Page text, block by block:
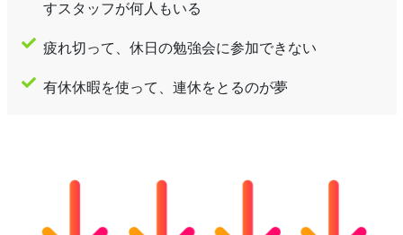
すスタッフが何人もいる
疲れ切って、休日の勉強会に参加できない
有休休暇を使って、連休をとるのが夢